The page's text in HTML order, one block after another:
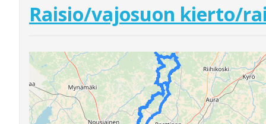
Raisio/vajosuon kierto/